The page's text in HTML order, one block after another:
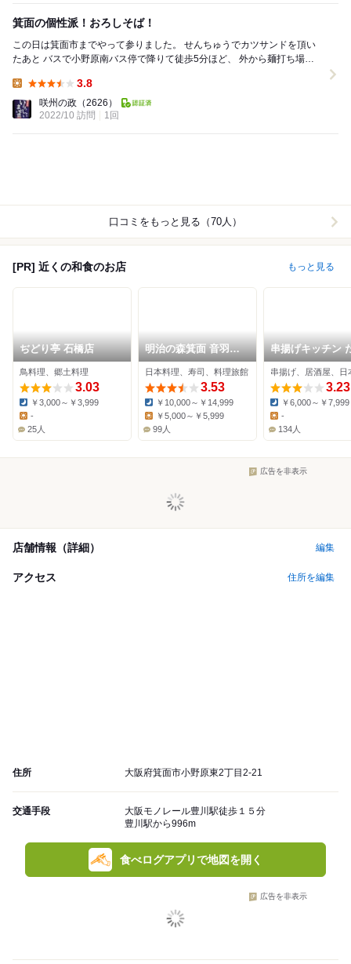
箕面の個性派！おろしそば！
この日は箕面市までやって参りました。 せんちゅうでカツサンドを頂い
たあと バスで小野原南バス停で降りて徒歩5分ほど、 外から麺打ち場が
3.8
咲州の政 （2626）
2022/10 訪問
1回
口コミをもっと見る（70人）
[PR] 近くの和食のお店 もっと見る
ぢどり亭 石橋店
鳥料理、郷土料理
3.03
Dinner:
￥3,000～￥3,999
Lunch:
-
25人
明治の森箕面 音羽山
荘
日本料理、寿司、料理旅館
3.53
Dinner:
￥10,000～￥14,999
Lunch:
￥5,000～￥5,999
99人
串揚げキッチン
石橋本店
串揚げ、居酒屋、日
3.23
Dinner:
￥6,000～￥7,999
-
134人
広告を非表示
店舗情報（詳細） 編集
アクセス 住所を編集
住所 大阪府箕面市小野原東2丁目2-21
交通手段
大阪モノレール豊川駅徒歩１５分
豊川駅から996m
食べログアプリで地図を開く
広告を非表示